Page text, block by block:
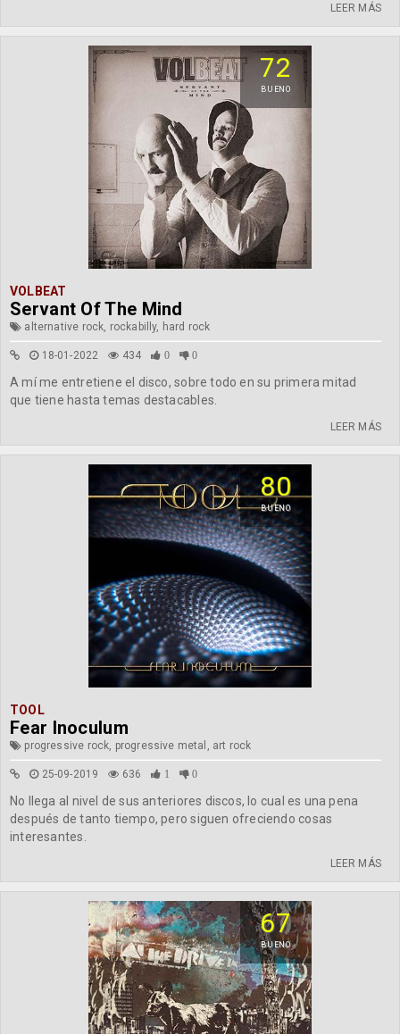
LEER MÁS
72
BUENO
VOLBEAT
Servant Of The Mind
alternative rock, rockabilly, hard rock
18-01-2022 434 0 0
A mí me entretiene el disco, sobre todo en su primera mitad
que tiene hasta temas destacables.
LEER MÁS
80
BUENO
TOOL
Fear Inoculum
progressive rock, progressive metal, art rock
25-09-2019 636 1 0
No llega al nivel de sus anteriores discos, lo cual es una pena
después de tanto tiempo, pero siguen ofreciendo cosas
interesantes.
LEER MÁS
67
BUENO